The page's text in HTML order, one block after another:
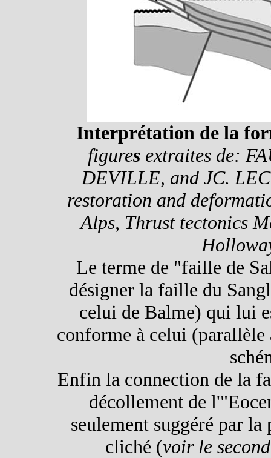
Interprétation de la
figures extraites de:
DEVILLE, and JC.
restoration and
Alps, Thrust tectonics
Le terme de "faille de
désigner la faille du
celui de Balme) qui lui
conforme à celui (parallèle
Enfin la connection de la
décollement de
seulement suggéré par
cliché (voir le